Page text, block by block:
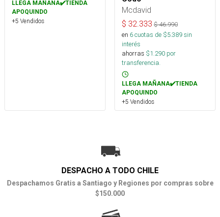
LLEGA MAÑANA✔️TIENDA
APOQUINDO
+5 Vendidos
Mcdavid
$ 32.333 $46.990
en 6cuotas de $5.389sin
interés
ahorras $1.290 por
transferencia.
LLEGA MAÑANA✔️TIENDA
APOQUINDO
+5 Vendidos
DESPACHO A TODO CHILE
Despachamos Gratis a Santiago y Regiones por compras sobre
$150.000